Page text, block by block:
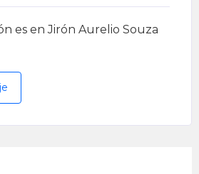
es en Jirón Aurelio Souza